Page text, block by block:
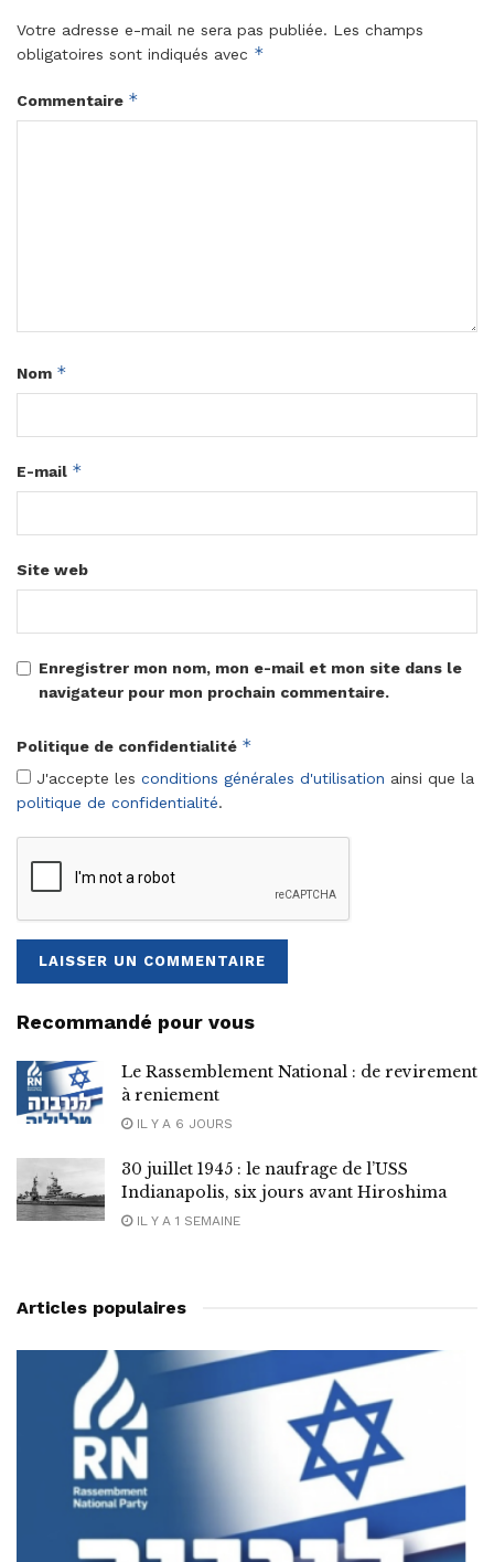
Votre adresse e-mail ne sera pas publiée. Les champs
obligatoires sont indiqués avec *
Commentaire *
Nom *
E-mail *
Site web
Enregistrer mon nom, mon e-mail et mon site dans le
navigateur pour mon prochain commentaire.
Politique de confidentialité *
J'accepte les conditions générales d'utilisation ainsi que la
politique de confidentialité.
Recommandé pour vous
Le Rassemblement National : de revirement
à reniement
IL Y A 6 JOURS
30 juillet 1945 : le naufrage de l’USS
Indianapolis, six jours avant Hiroshima
IL Y A 1 SEMAINE
Articles populaires